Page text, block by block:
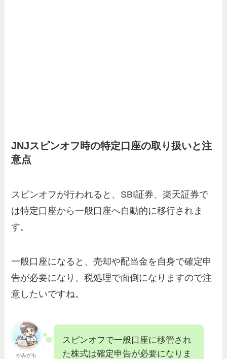
JNJスピンオフ時の特定口座の取り扱いと注
意点
スピンオフが行われると、SBI証券、楽天証券で
は特定口座から一般口座へ自動的に移行されま
す。
一般口座になると、売却や配当金を自身で確定申
告が必要になり、税処理で面倒になりますので注
意したいですね。
かみがも
スピンオフで一般口座に移管され
た株式は確定申告が必要になりま